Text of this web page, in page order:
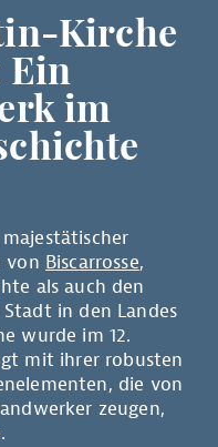
Kirche
Ein
im
von Biscarrosse,
als auch den
in den Landes
wurde im 12.
mit ihrer robusten
die von
zeugen,